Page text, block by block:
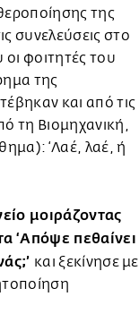
της
συνελεύσεις στο
φοιτητές του
της
και από τις
τη Βιομηχανική,
‘Λαέ, λαέ, ή
μοιράζοντας
‘Απόψε πεθαίνει
και ξεκίνησε με